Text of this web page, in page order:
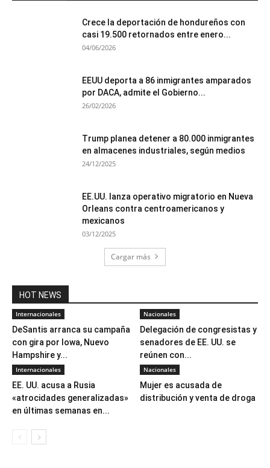
Crece la deportación de hondureños con
casi 19.500 retornados entre enero...
04/06/2026
EEUU deporta a 86 inmigrantes amparados
por DACA, admite el Gobierno...
26/02/2026
Trump planea detener a 80.000 inmigrantes
en almacenes industriales, según medios
24/12/2025
EE.UU. lanza operativo migratorio en Nueva
Orleans contra centroamericanos y
mexicanos
03/12/2025
Cargar más
HOT NEWS
Internacionales
DeSantis arranca su campaña
con gira por Iowa, Nuevo
Hampshire y...
Nacionales
Delegación de congresistas y
senadores de EE. UU. se
reúnen con...
Internacionales
EE. UU. acusa a Rusia
«atrocidades generalizadas»
en últimas semanas en...
Nacionales
Mujer es acusada de
distribución y venta de droga